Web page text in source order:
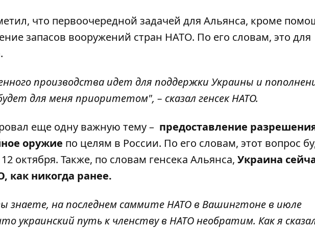
что первоочередной задачей для Альянса, кроме
запасов вооружений стран НАТО. По его словам, это для
производства идет для поддержки Украины и
для меня приоритетом", – сказал генсек НАТО.
еще одну важную тему – предоставление
оружие по целям в России. По его словам, этот вопрос
октября. Также, по словам генсека Альянса, Украина
как никогда ранее.
знаете, на последнем саммите НАТО в Вашингтоне в июле
украинский путь к членству в НАТО необратим. Как я